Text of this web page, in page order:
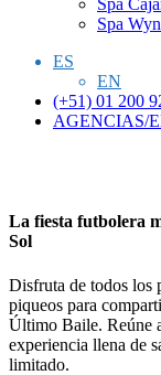
Spa
Spa
ES
EN
(+51) 01 200
AGENCIAS/
La fiesta futbolera
Sol
Disfruta de todos los
piqueos para
Último Baile. Reúne
experiencia llena de
limitado.